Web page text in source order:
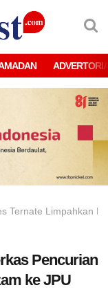
Ternate Limpahkan
Pencurian
ke JPU